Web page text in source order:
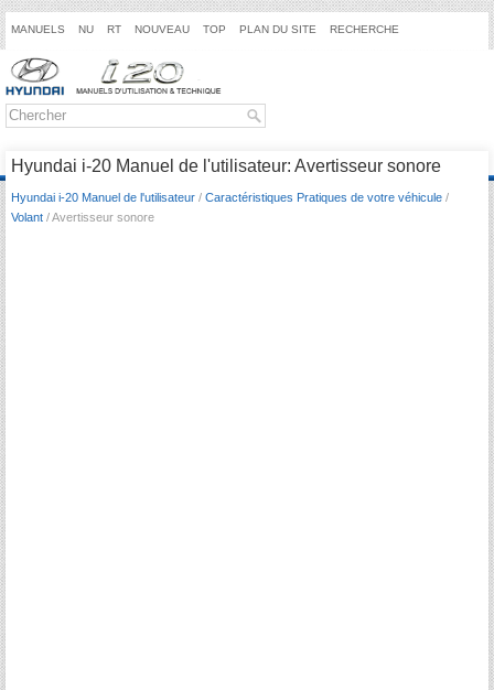
MANUELS NU RT NOUVEAU TOP PLAN DU SITE RECHERCHE
Hyundai i-20 Manuel de l'utilisateur: Avertisseur sonore
Hyundai i-20 Manuel de l'utilisateur / Caractéristiques Pratiques de votre véhicule /
Volant / Avertisseur sonore